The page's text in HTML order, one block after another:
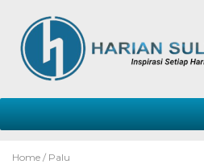
Home / Palu